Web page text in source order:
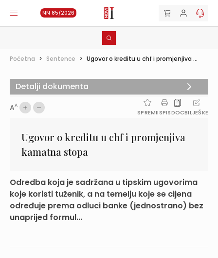
NN 85/2026
Početna > Sentence > Ugovor o kreditu u chf i promjenjiva ...
AA
SPREMIISPISDOCBILJEŠKE
Ugovor o kreditu u chf i promjenjiva
kamatna stopa
Odredba koja je sadržana u tipskim ugovorima
koje koristi tuženik, a na temelju koje se cijena
određuje prema odluci banke (jednostrano) bez
unaprijed formul...
Detalji dokumenta